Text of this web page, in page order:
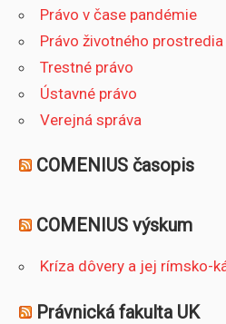
Právo v čase pandémie
Právo životného prostredia
Trestné právo
Ústavné právo
Verejná správa
COMENIUS časopis
COMENIUS výskum
Kríza dôvery a jej rímsko-
Právnická fakulta UK